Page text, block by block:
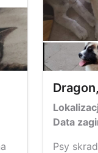
Data
Psy